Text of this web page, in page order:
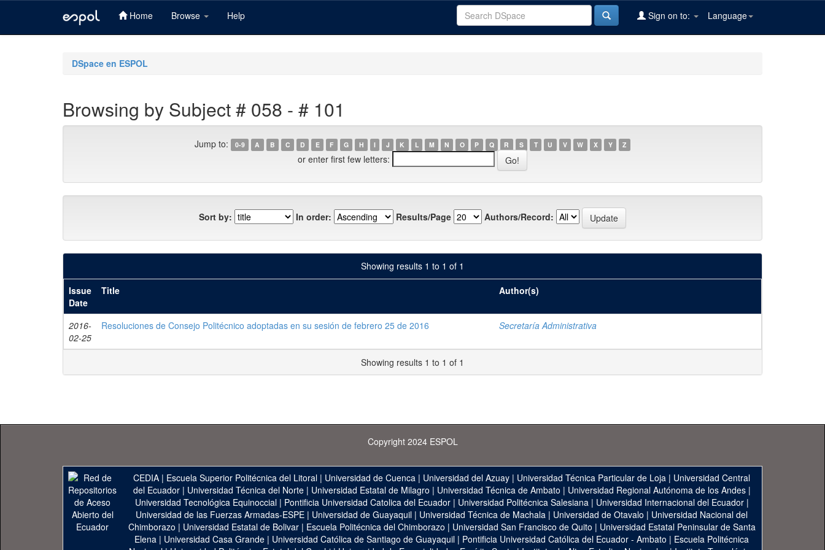
Home Browse Help Language
Sign on to:
DSpace en ESPOL
Browsing by Subject # 058 - # 101
Jump to: 0-9 A B C D E F G H I J K L M N O P Q R S T U V W X Y Z
or enter first few letters:
Sort by: In order: Results/Page Authors/Record:
Showing results 1 to 1 of 1
Issue
Date
Title Author(s)
2016-
02-25
Resoluciones de Consejo Politécnico adoptadas en su sesión de febrero 25 de 2016 Secretaría Administrativa
Showing results 1 to 1 of 1
Copyright 2024 ESPOL
CEDIA | Escuela Superior Politécnica del Litoral | Universidad de Cuenca | Universidad del Azuay | Universidad Técnica Particular de Loja | Universidad Central
del Ecuador| Universidad Técnica del Norte| Universidad Estatal de Milagro | Universidad Técnica de Ambato | Universidad Regional Autónoma de los Andes|
Universidad Tecnológica Equinoccial| Pontificia Universidad Catolica del Ecuador| Universidad Politécnica Salesiana| Universidad Internacional del Ecuador|
Universidad de las Fuerzas Armadas-ESPE | Universidad de Guayaquil | Universidad Técnica de Machala | Universidad de Otavalo | Universidad Nacional del
Chimborazo | Universidad Estatal de Bolivar| Escuela Politécnica del Chimborazo | Universidad San Francisco de Quito | Universidad Estatal Peninsular de Santa
Elena | Universidad Casa Grande | Universidad Católica de Santiago de Guayaquil | Pontificia Universidad Católica del Ecuador - Ambato | Escuela Politécnica